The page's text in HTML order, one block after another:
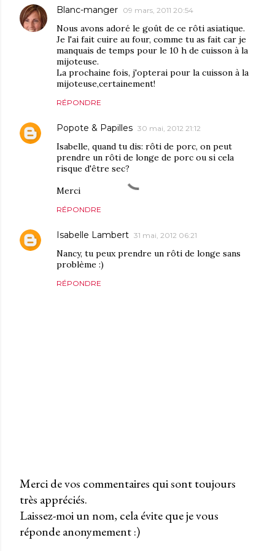
Blanc-manger 09 mars, 2011 20:54
Nous avons adoré le goût de ce rôti asiatique.
Je l'ai fait cuire au four, comme tu as fait car je
manquais de temps pour le 10 h de cuisson à la
mijoteuse.
La prochaine fois, j'opterai pour la cuisson à la
mijoteuse,certainement!
RÉPONDRE
Popote & Papilles 30 mai, 2012 21:12
Isabelle, quand tu dis: rôti de porc, on peut
prendre un rôti de longe de porc ou si cela
risque d'être sec?
Merci
RÉPONDRE
Isabelle Lambert 31 mai, 2012 06:21
Nancy, tu peux prendre un rôti de longe sans
problème :)
RÉPONDRE
P
u
b
Merci de vos commentaires qui sont toujours
très appréciés.
Laissez-moi un nom, cela évite que je vous
réponde anonymement :)